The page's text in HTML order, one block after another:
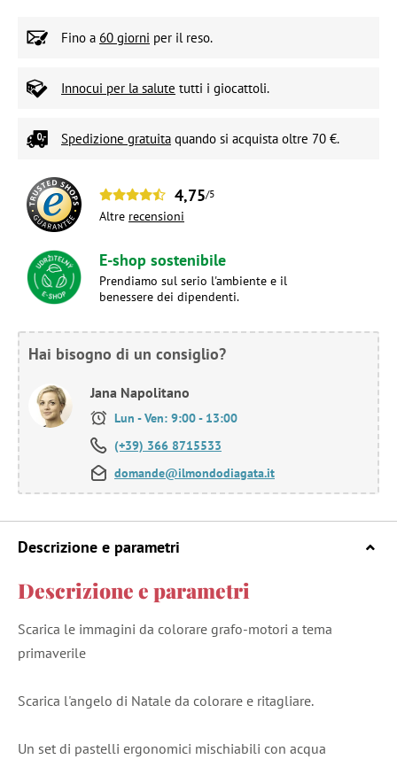
Fino a 60 giorni per il reso.
Innocui per la salute tutti i giocattoli.
Spedizione gratuita quando si acquista oltre 70 €.
4,75/5
Altre recensioni
E-shop sostenibile
Prendiamo sul serio l'ambiente e il
benessere dei dipendenti.
Hai bisogno di un consiglio?
Jana Napolitano
Lun - Ven: 9:00 - 13:00
(+39) 366 8715533
domande@ilmondodiagata.it
Descrizione e parametri
Descrizione e parametri
Scarica le immagini da colorare grafo-motori a tema
primaverile
Scarica l'angelo di Natale da colorare e ritagliare.
Un set di pastelli ergonomici mischiabili con acqua